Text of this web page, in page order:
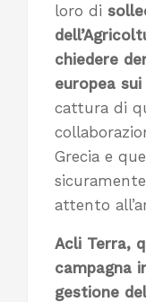
loro di
chiedere
europea sui
cattura di
Grecia e
attento
Acli Terra,
campagna
gestione